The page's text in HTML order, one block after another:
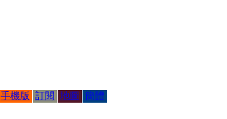
手機版 訂閱 地圖 簡體